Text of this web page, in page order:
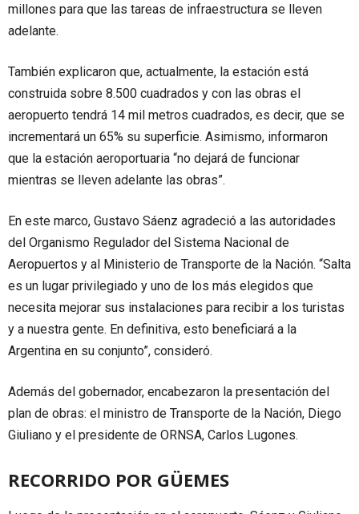
millones para que las tareas de infraestructura se lleven
adelante.
También explicaron que, actualmente, la estación está
construida sobre 8.500 cuadrados y con las obras el
aeropuerto tendrá 14 mil metros cuadrados, es decir, que se
incrementará un 65% su superficie. Asimismo, informaron
que la estación aeroportuaria “no dejará de funcionar
mientras se lleven adelante las obras”.
En este marco, Gustavo Sáenz agradeció a las autoridades
del Organismo Regulador del Sistema Nacional de
Aeropuertos y al Ministerio de Transporte de la Nación. “Salta
es un lugar privilegiado y uno de los más elegidos que
necesita mejorar sus instalaciones para recibir a los turistas
y a nuestra gente. En definitiva, esto beneficiará a la
Argentina en su conjunto”, consideró.
Además del gobernador, encabezaron la presentación del
plan de obras: el ministro de Transporte de la Nación, Diego
Giuliano y el presidente de ORNSA, Carlos Lugones.
RECORRIDO POR GÜEMES